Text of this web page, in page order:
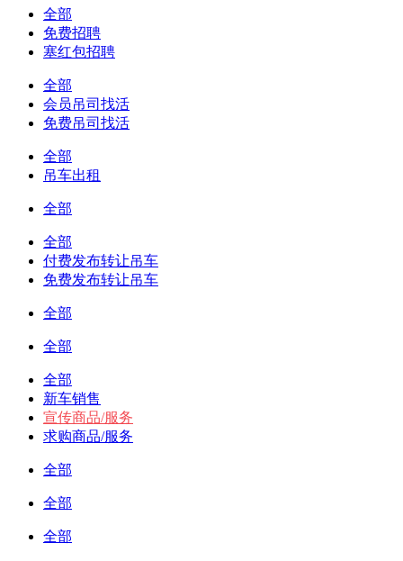
全部
免费招聘
塞红包招聘
全部
会员吊司找活
免费吊司找活
全部
吊车出租
全部
全部
付费发布转让吊车
免费发布转让吊车
全部
全部
全部
新车销售
宣传商品/服务
求购商品/服务
全部
全部
全部